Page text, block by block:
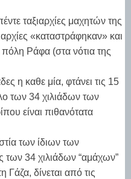
ταξιαρχίες μαχητών της
«καταστράφηκαν» και
πόλη Ράφα (στα νότια της
η καθε μία, φτάνει τις 15
των 34 χιλιάδων των
είναι πιθανότατα
των ίδιων των
των 34 χιλιάδων “αμάχων”
Γάζα, δίνεται από τις